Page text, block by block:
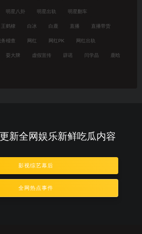
明星八卦 明星出轨 明星翻车
王鹤棣 白冰 白鹿 直播 直播带货
务稽查 网红 网红PK 网红出轨
耍大牌 虚假宣传 辟谣 闫学晶 鹿晗
新全网娱乐新鲜吃瓜内容
影视综艺幕后
全网热点事件